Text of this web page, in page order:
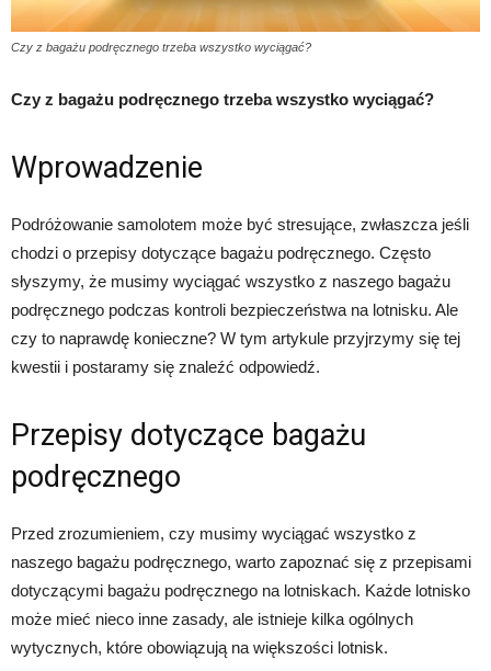
Czy z bagażu podręcznego trzeba wszystko wyciągać?
Czy z bagażu podręcznego trzeba wszystko wyciągać?
Wprowadzenie
Podróżowanie samolotem może być stresujące, zwłaszcza jeśli
chodzi o przepisy dotyczące bagażu podręcznego. Często
słyszymy, że musimy wyciągać wszystko z naszego bagażu
podręcznego podczas kontroli bezpieczeństwa na lotnisku. Ale
czy to naprawdę konieczne? W tym artykule przyjrzymy się tej
kwestii i postaramy się znaleźć odpowiedź.
Przepisy dotyczące bagażu
podręcznego
Przed zrozumieniem, czy musimy wyciągać wszystko z
naszego bagażu podręcznego, warto zapoznać się z przepisami
dotyczącymi bagażu podręcznego na lotniskach. Każde lotnisko
może mieć nieco inne zasady, ale istnieje kilka ogólnych
wytycznych, które obowiązują na większości lotnisk.